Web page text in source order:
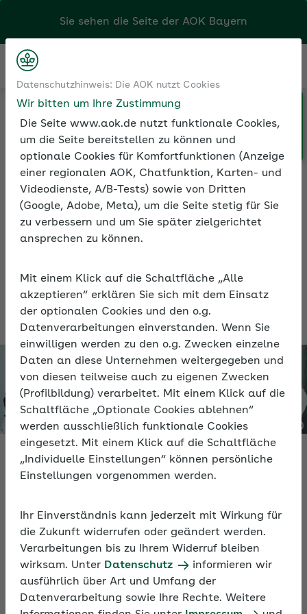
Datenschutzhinweis: Die AOK nutzt Cookies
Wir bitten um Ihre Zustimmung
Die Seite www.aok.de nutzt funktionale Cookies,
um die Seite bereitstellen zu können und
optionale Cookies für Komfortfunktionen (Anzeige
einer regionalen AOK, Chatfunktion, Karten- und
Videodienste, A/B-Tests) sowie von Dritten
(Google, Adobe, Meta), um die Seite stetig für Sie
zu verbessern und um Sie später zielgerichtet
ansprechen zu können.
Mit einem Klick auf die Schaltfläche „Alle
akzeptieren“ erklären Sie sich mit dem Einsatz
der optionalen Cookies und den o.g.
Datenverarbeitungen einverstanden. Wenn Sie
einwilligen werden zu den o.g. Zwecken einzelne
Daten an diese Unternehmen weitergegeben und
von diesen teilweise auch zu eigenen Zwecken
(Profilbildung) verarbeitet. Mit einem Klick auf die
Schaltfläche „Optionale Cookies ablehnen“
werden ausschließlich funktionale Cookies
eingesetzt. Mit einem Klick auf die Schaltfläche
„Individuelle Einstellungen“ können persönliche
Einstellungen vorgenommen werden.
Ihr Einverständnis kann jederzeit mit Wirkung für
die Zukunft widerrufen oder geändert werden.
Verarbeitungen bis zu Ihrem Widerruf bleiben
wirksam. Unter Datenschutz
informieren wir
ausführlich über Art und Umfang der
Datenverarbeitung sowie Ihre Rechte. Weitere
Klicken Sie hier, wenn Sie Ihre
AOK/Region wechseln möchten.
Seminarvideos Betriebliche Gesundheitsförderung
Seminarvideo: Stärken Beschäftigter fördern
Seminarvideo: Stärken
Beschäftigter fördern
stärkenorientierten Führungsstil ein
motiviertes Team erhalten.
Stärken Beschäftigter fördern
In rund 60 Minuten erfahren Sie im Video, wie Sie
mit einem Führungsstil, der die Stärken der
Mitarbeitenden fokussiert, erfolgreiche und